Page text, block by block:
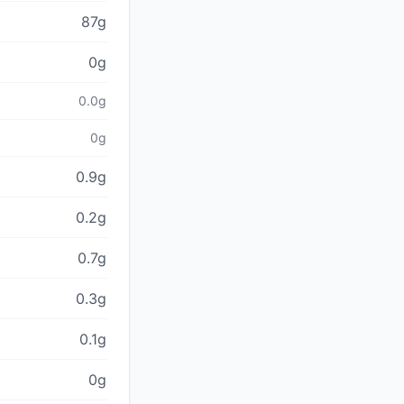
87g
0g
0.0g
0g
0.9g
0.2g
0.7g
0.3g
0.1g
0g